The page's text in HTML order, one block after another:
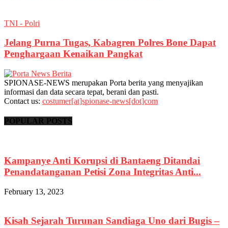
TNI - Polri
Jelang Purna Tugas, Kabagren Polres Bone Dapat
Penghargaan Kenaikan Pangkat
SPIONASE-NEWS merupakan Porta berita yang menyajikan
informasi dan data secara tepat, berani dan pasti.
Contact us: costumer[at]spionase-news[dot]com
POPULAR POSTS
Kampanye Anti Korupsi di Bantaeng Ditandai
Penandatanganan Petisi Zona Integritas Anti...
February 13, 2023
Kisah Sejarah Turunan Sandiaga Uno dari Bugis –